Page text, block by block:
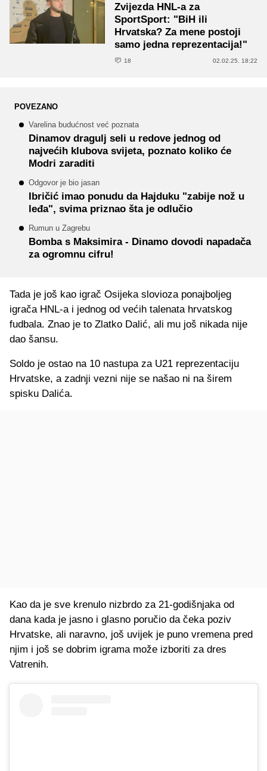
Zvijezda HNL-a za
SportSport: "BiH ili
Hrvatska? Za mene postoji
samo jedna reprezentacija!"
18 02.02.25. 18:22
POVEZANO
Varelina budućnost već poznata
Dinamov dragulj seli u redove jednog od
najvećih klubova svijeta, poznato koliko će
Modri zaraditi
Odgovor je bio jasan
Ibričić imao ponudu da Hajduku "zabije nož u
leđa", svima priznao šta je odlučio
Rumun u Zagrebu
Bomba s Maksimira - Dinamo dovodi napadača
za ogromnu cifru!
Tada je još kao igrač Osijeka slovioza ponajboljeg
igrača HNL-a i jednog od većih talenata hrvatskog
fudbala. Znao je to Zlatko Dalić, ali mu još nikada nije
dao šansu.
Soldo je ostao na 10 nastupa za U21 reprezentaciju
Hrvatske, a zadnji vezni nije se našao ni na širem
spisku Dalića.
Kao da je sve krenulo nizbrdo za 21-godišnjaka od
dana kada je jasno i glasno poručio da čeka poziv
Hrvatske, ali naravno, još uvijek je puno vremena pred
njim i još se dobrim igrama može izboriti za dres
Vatrenih.